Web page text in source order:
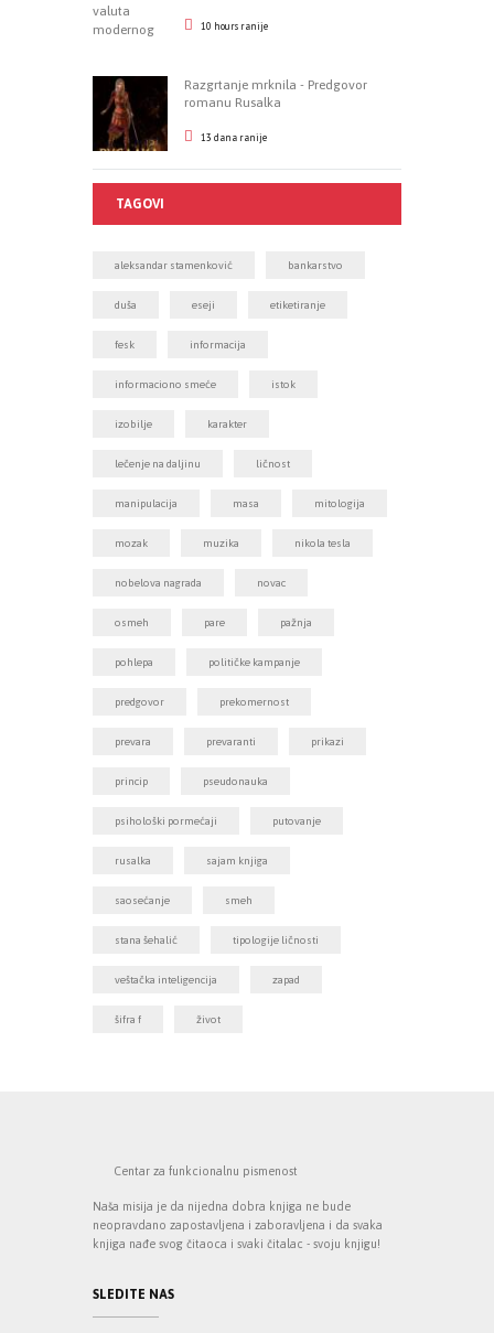
10 hours ranije
Razgrtanje mrknila - Predgovor
romanu Rusalka
13 dana ranije
TAGOVI
aleksandar stamenković bankarstvo
duša eseji etiketiranje
fesk informacija
informaciono smeće istok
izobilje karakter
lečenje na daljinu ličnost
manipulacija masa mitologija
mozak muzika nikola tesla
nobelova nagrada novac
osmeh pare pažnja
pohlepa političke kampanje
predgovor prekomernost
prevara prevaranti prikazi
princip pseudonauka
psihološki pormećaji putovanje
rusalka sajam knjiga
saosećanje smeh
stana šehalić tipologije ličnosti
veštačka inteligencija zapad
šifra f život
Centar za funkcionalnu pismenost
Naša misija je da nijedna dobra knjiga ne bude
neopravdano zapostavljena i zaboravljena i da svaka
knjiga nađe svog čitaoca i svaki čitalac - svoju knjigu!
SLEDITE NAS